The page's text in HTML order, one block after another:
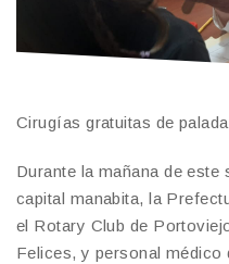
Cirugías gratuitas de
Durante la mañana de este
capital manabita, la
el Rotary Club de
Felices, y personal médico